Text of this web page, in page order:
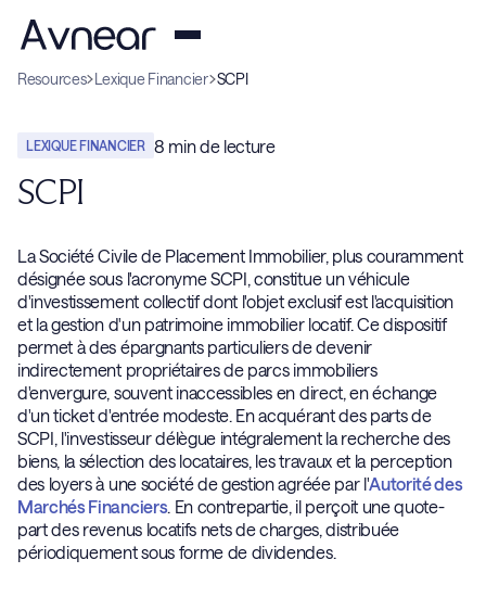
Resources Lexique Financier SCPI
LEXIQUE FINANCIER 8 min de lecture
SCPI
La Société Civile de Placement Immobilier, plus couramment
désignée sous l'acronyme SCPI, constitue un véhicule
d'investissement collectif dont l'objet exclusif est l'acquisition
et la gestion d'un patrimoine immobilier locatif. Ce dispositif
permet à des épargnants particuliers de devenir
indirectement propriétaires de parcs immobiliers
d'envergure, souvent inaccessibles en direct, en échange
d'un ticket d'entrée modeste. En acquérant des parts de
SCPI, l'investisseur délègue intégralement la recherche des
biens, la sélection des locataires, les travaux et la perception
des loyers à une société de gestion agréée par l'Autorité des
Marchés Financiers. En contrepartie, il perçoit une quote-
part des revenus locatifs nets de charges, distribuée
périodiquement sous forme de dividendes.